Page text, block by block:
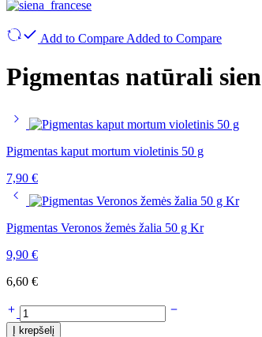
Add to Compare Added to Compare
Pigmentas natūrali
Pigmentas kaput mortum violetinis 50 g
7,90 €
Pigmentas Veronos žemės žalia 50 g Kr
9,90 €
6,60 €
Į krepšelį